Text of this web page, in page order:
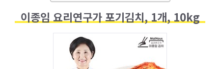
이종임 요리연구가 포기김치, 1개, 10kg